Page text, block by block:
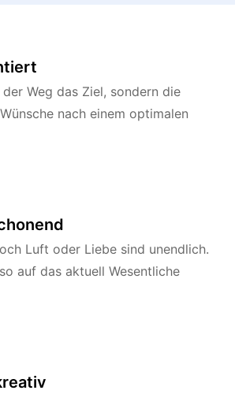
Weg das Ziel, sondern die
nach einem optimalen
Luft oder Liebe sind unendlich.
auf das aktuell Wesentliche